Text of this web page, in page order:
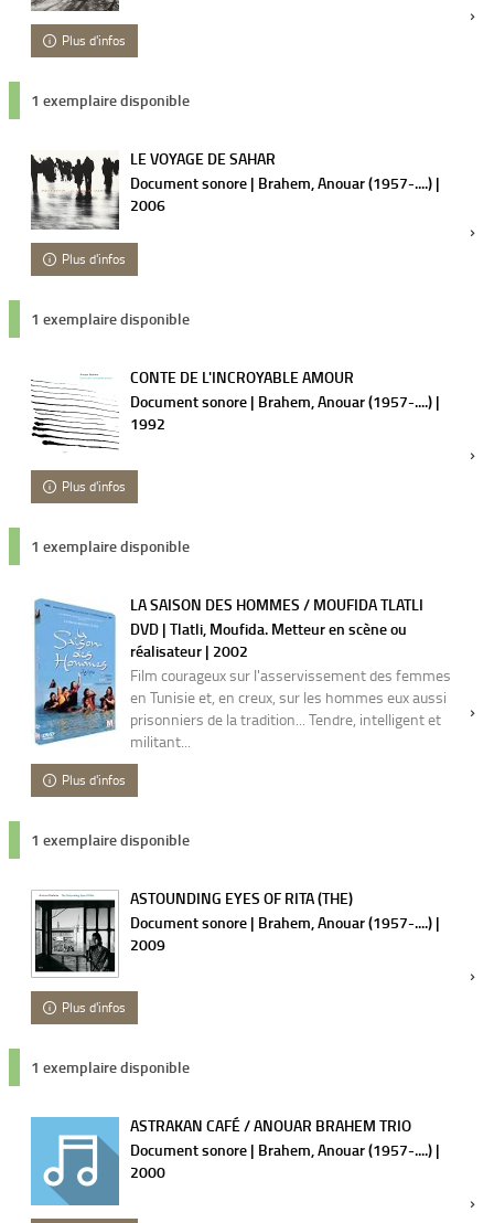
Plus d'infos
1 exemplaire disponible
LE VOYAGE DE SAHAR
Document sonore | Brahem, Anouar (1957-....) |
2006
Plus d'infos
1 exemplaire disponible
CONTE DE L'INCROYABLE AMOUR
Document sonore | Brahem, Anouar (1957-....) |
1992
Plus d'infos
1 exemplaire disponible
LA SAISON DES HOMMES / MOUFIDA TLATLI
DVD | Tlatli, Moufida. Metteur en scène ou
réalisateur | 2002
Film courageux sur l'asservissement des femmes
en Tunisie et, en creux, sur les hommes eux aussi
prisonniers de la tradition... Tendre, intelligent et
militant...
Plus d'infos
1 exemplaire disponible
ASTOUNDING EYES OF RITA (THE)
Document sonore | Brahem, Anouar (1957-....) |
2009
Plus d'infos
1 exemplaire disponible
ASTRAKAN CAFÉ / ANOUAR BRAHEM TRIO
Document sonore | Brahem, Anouar (1957-....) |
2000